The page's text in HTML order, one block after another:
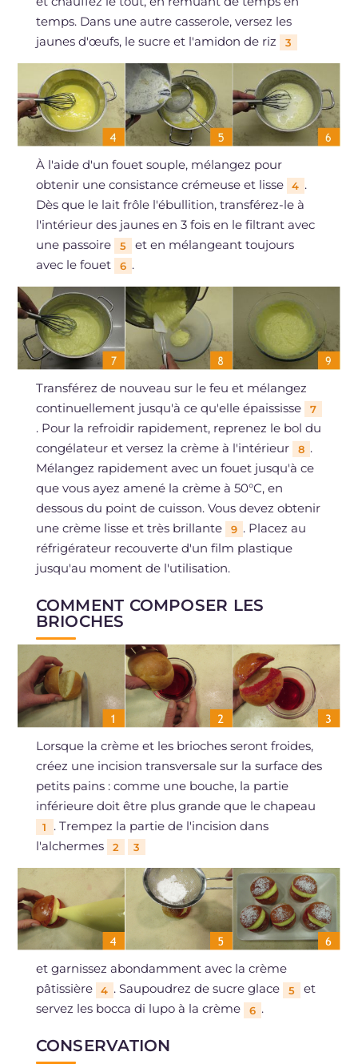
temps. Dans une autre casserole, versez les
jaunes d'œufs, le sucre et l'amidon de riz
3
À l'aide d'un fouet souple, mélangez pour
obtenir une consistance crémeuse et lisse
4 .
Dès que le lait frôle l'ébullition, transférez-le à
l'intérieur des jaunes en 3 fois en le filtrant avec
une passoire
5
et en mélangeant toujours
avec le fouet
6 .
Transférez de nouveau sur le feu et mélangez
continuellement jusqu'à ce qu'elle épaississe
7
. Pour la refroidir rapidement, reprenez le bol du
congélateur et versez la crème à l'intérieur
8 .
Mélangez rapidement avec un fouet jusqu'à ce
que vous ayez amené la crème à 50°C, en
dessous du point de cuisson. Vous devez obtenir
une crème lisse et très brillante
9 . Placez au
réfrigérateur recouverte d'un film plastique
jusqu'au moment de l'utilisation.
COMMENT COMPOSER LES
BRIOCHES
Lorsque la crème et les brioches seront froides,
créez une incision transversale sur la surface des
petits pains : comme une bouche, la partie
inférieure doit être plus grande que le chapeau
1
. Trempez la partie de l'incision dans
l'alchermes
2 3
et garnissez abondamment avec la crème
pâtissière
4 . Saupoudrez de sucre glace 5
et
servez les bocca di lupo à la crème
6 .
CONSERVATION